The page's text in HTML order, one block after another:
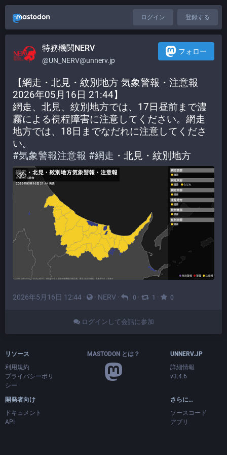
ログイン 登録する
特務機関NERV
@UN_NERV@unnerv.jp
フォロー
【網走・北見・紋別地方 気象警報・注意報
2026年05月16日 21:44】
網走、北見、紋別地方では、17日昼前まで濃
霧による視程障害に注意してください。網走
地方では、18日までなだれに注意してくださ
い。
#気象警報注意報 #網走 ・北見・紋別地方
2026年5月16日 12:44 · · NERV · 0 · 1 · 0
ログインして会話に参加
リソース
利用規約
プライバシーポリ
シー
開発者向け
ドキュメント
API
MASTODON とは？
UNNERV.JP
詳細情報
v3.4.6
さらに…
ソースコード
アプリ